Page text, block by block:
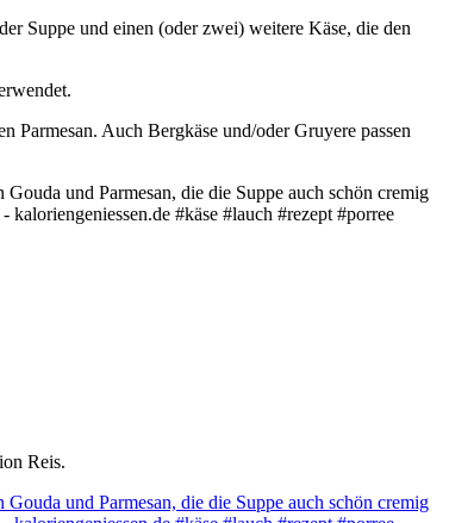
Suppe und einen (oder zwei) weitere Käse, die den
Parmesan. Auch Bergkäse und/oder Gruyere passen
Reis.